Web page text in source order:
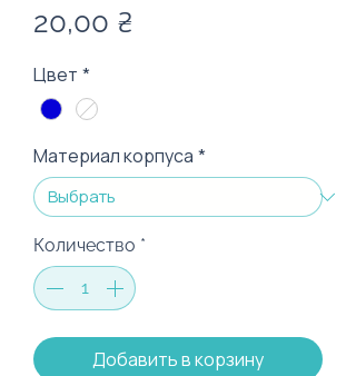
20,00 ₴
Цвет *
Материал корпуса *
Количество *
Добавить в корзину